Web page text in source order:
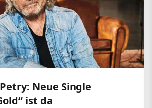
Neue Single
ist da